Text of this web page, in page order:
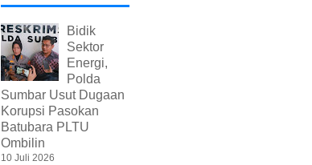
Bidik
Sektor
Energi,
Polda
Sumbar Usut Dugaan
Korupsi Pasokan
Batubara PLTU
Ombilin
10 Juli 2026